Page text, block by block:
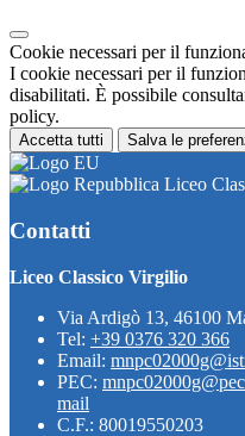
Cookie necessari per il
I cookie necessari per il
disabilitati. È possibile
policy.
Accetta tutti Salva le
Liceo
Contatti
Liceo Classico Virgilio
Via Ardigò 13, 46100
Tel: +39 0376 320 366
Email:
PEC:
mail
C.F.: 80019550203